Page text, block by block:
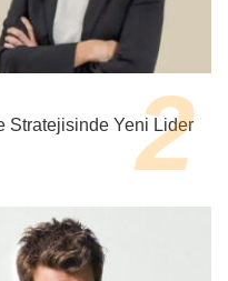
Stratejisinde Yeni Lider